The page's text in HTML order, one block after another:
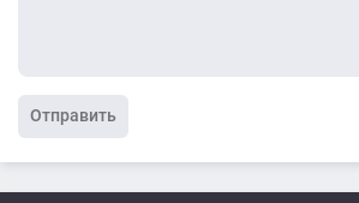
Отправить